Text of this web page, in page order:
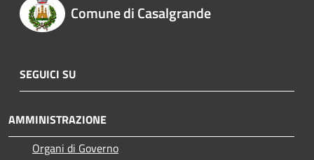
Comune di Casalgrande
SEGUICI SU
AMMINISTRAZIONE
Organi di Governo